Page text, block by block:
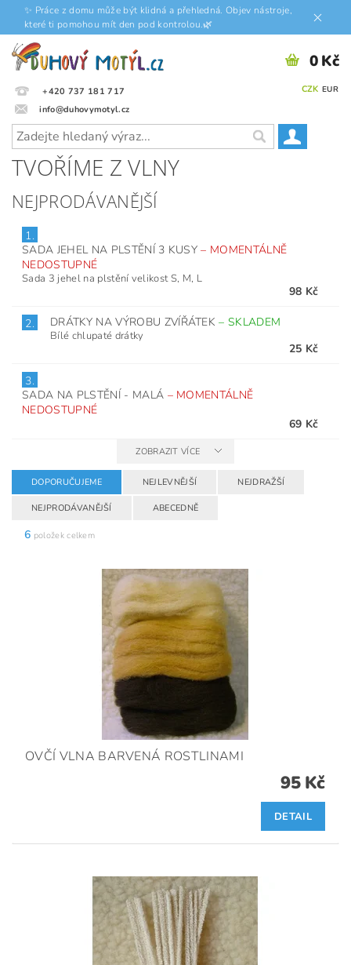
✨ Práce z domu může být klidná a přehledná. Objev nástroje,
které ti pomohou mít den pod kontrolou.🌿
+420 737 181 717
info@duhovymotyl.cz
CZK EUR
0 Kč
TVOŘÍME Z VLNY
NEJPRODÁVANĚJŠÍ
1.
SADA JEHEL NA PLSTĚNÍ 3 KUSY– MOMENTÁLNĚ
NEDOSTUPNÉ
Sada 3 jehel na plstění velikost S, M, L
98 Kč
2. DRÁTKY NA VÝROBU ZVÍŘÁTEK–SKLADEM
Bílé chlupaté drátky
25 Kč
3.
SADA NA PLSTĚNÍ - MALÁ – MOMENTÁLNĚ
NEDOSTUPNÉ
69 Kč
ZOBRAZIT VÍCE
DOPORUČUJEME NEJLEVNĚJŠÍ NEJDRAŽŠÍ
NEJPRODÁVANĚJŠÍ ABECEDNĚ
6 položek celkem
OVČÍ VLNA BARVENÁ ROSTLINAMI
95 Kč
DETAIL